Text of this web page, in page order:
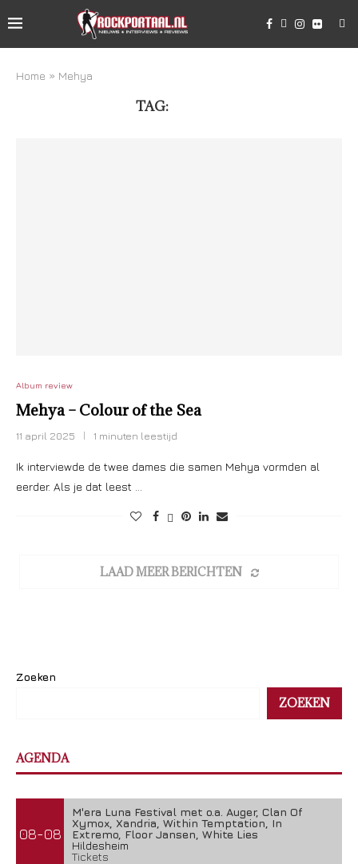
Home » Mehya
TAG:
Album review
Mehya – Colour of the Sea
11 april 2025 1 minuten leestijd
Ik interviewde de twee dames die samen Mehya vormden al
eerder. Als je dat leest …
LAAD MEER BERICHTEN
Zoeken
ZOEKEN
AGENDA
08-08
M'era Luna Festival met o.a. Auger, Clan Of
Xymox, Xandria, Within Temptation, In
Extremo, Floor Jansen, White Lies
Hildesheim
Tickets